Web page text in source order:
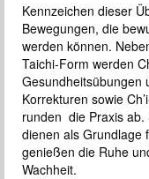
Kennzeichen dieser
Bewegungen, die
werden können.
Taichi-Form werden
Gesundheitsübungen
Korrekturen sowie
runden die Praxis ab.
dienen als Grundlage
genießen die Ruhe
Wachheit.